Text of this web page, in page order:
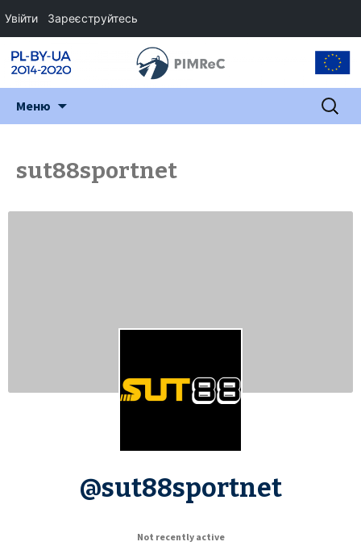
Меню Пошук:
sut88sportnet
@sut88sportnet
Not recently active
Увійти Зареєструйтесь